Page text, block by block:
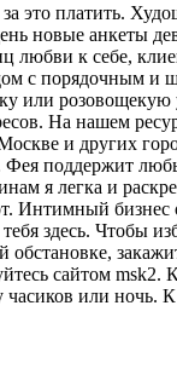
это платить.
новые анкеты
любви к себе,
с порядочным
или
На нашем
и других
Фея поддержит
я легка и
Интимный бизнес
здесь. Чтобы
обстановке,
сайтом msk2.
часиков или ночь.